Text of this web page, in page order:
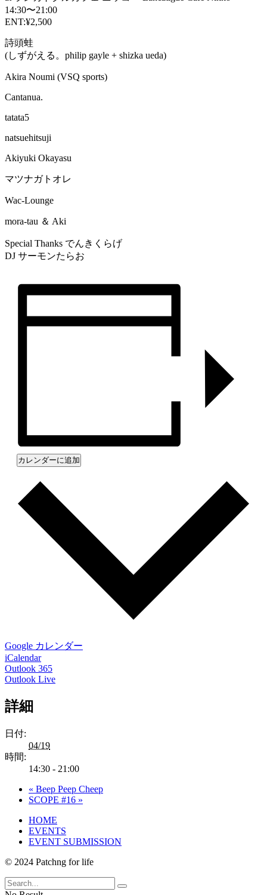
14:30〜21:00
ENT:¥2,500
詩頭蛙
(しずがえる。philip gayle + shizka ueda)
Akira Noumi (VSQ sports)
Cantanua.
tatata5
natsuehitsuji
Akiyuki Okayasu
マツナガトオレ
Wac-Lounge
mora-tau ＆ Aki
Special Thanks でんきくらげ
DJ サーモンたらお
カレンダーに追加
Google カレンダー
iCalendar
Outlook 365
Outlook Live
詳細
日付:
04/19
時間:
14:30 - 21:00
« Beep Peep Cheep
SCOPE #16 »
HOME
EVENTS
EVENT SUBMISSION
© 2024 Patchng for life